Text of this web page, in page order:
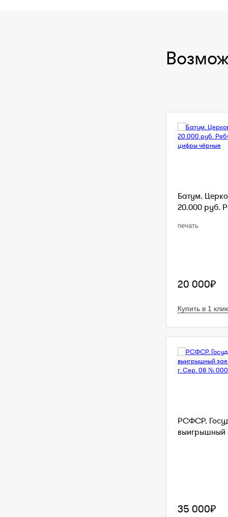
Батум.
20.000 руб.
печать
20 000₽
Купить в 1 клик
РСФСР.
выигрышный
35 000₽